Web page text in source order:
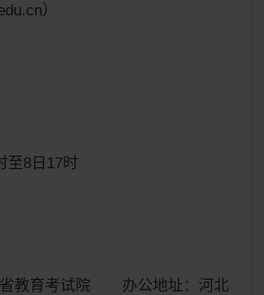
）
至8日17时
省教育考试院 办公地址：河北